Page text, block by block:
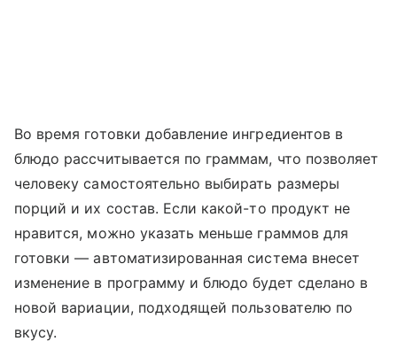
Во время готовки добавление ингредиентов в
блюдо рассчитывается по граммам, что позволяет
человеку самостоятельно выбирать размеры
порций и их состав. Если какой-то продукт не
нравится, можно указать меньше граммов для
готовки — автоматизированная система внесет
изменение в программу и блюдо будет сделано в
новой вариации, подходящей пользователю по
вкусу.